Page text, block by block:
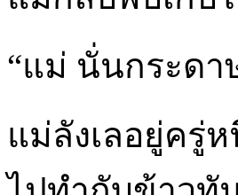
“แม่ นั่นกระดา
แม่ลังเลอยู่ครู่